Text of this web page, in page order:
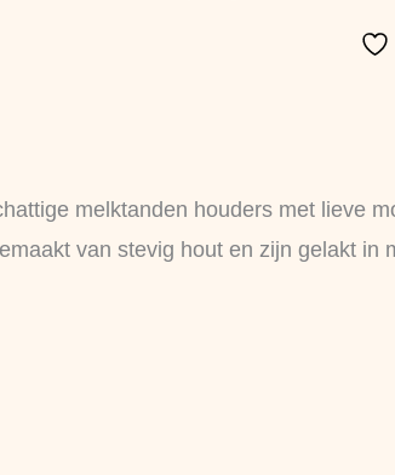
melktanden houders met lieve
van stevig hout en zijn gelakt in